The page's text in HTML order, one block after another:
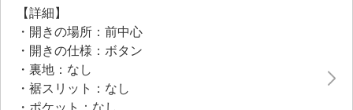
さばりにくく、ロングシーズン活躍。袖ぐりを深く設
計しているので、どんなトップスとも相性抜群。クロ
ップト丈がスタイリングのアクセントになり、長めの
トップスやワンピースに合わせるだけでコーディネイ
トが見違えるほど新鮮になります。軽やかでシワにな
【詳細】
・開きの場所：前中心
・開きの仕様：ボタン
・裏地：なし
・裾スリット：なし
・ポケット：なし